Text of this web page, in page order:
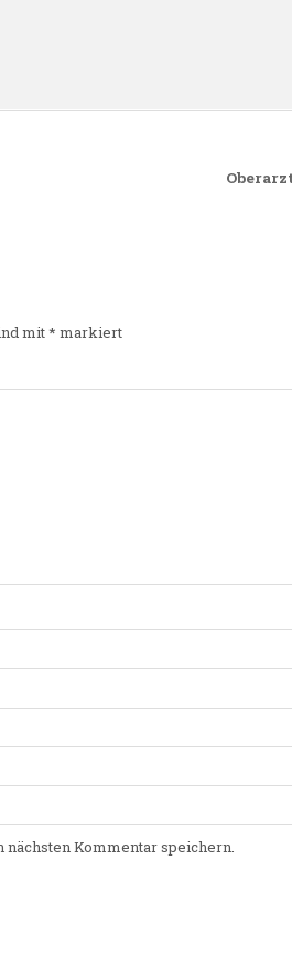
mit* markiert
Kommentar speichern.